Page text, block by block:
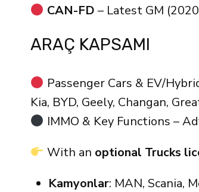
CAN-FD – Latest GM
ARAÇ KAPSAMI
Passenger Cars & EV/
Kia, BYD, Geely, Changan,
IMMO & Key Functions –
With an optional Trucks
Kamyonlar: MAN, Scania,